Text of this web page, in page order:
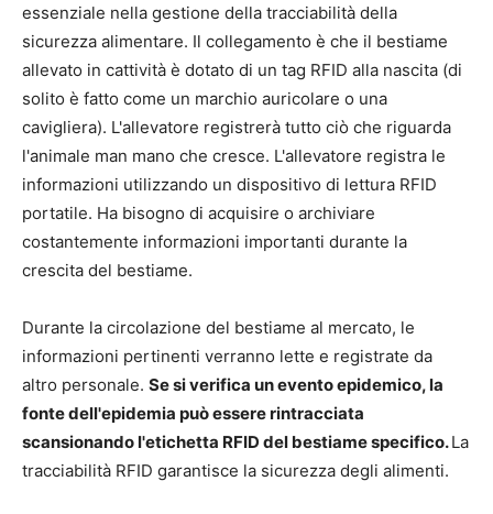
essenziale nella gestione della tracciabilità della
sicurezza alimentare. Il collegamento è che il bestiame
allevato in cattività è dotato di un tag RFID alla nascita (di
solito è fatto come un marchio auricolare o una
cavigliera). L'allevatore registrerà tutto ciò che riguarda
l'animale man mano che cresce. L'allevatore registra le
informazioni utilizzando un dispositivo di lettura RFID
portatile. Ha bisogno di acquisire o archiviare
costantemente informazioni importanti durante la
crescita del bestiame.
Durante la circolazione del bestiame al mercato, le
informazioni pertinenti verranno lette e registrate da
altro personale. Se si verifica un evento epidemico, la
fonte dell'epidemia può essere rintracciata
scansionando l'etichetta RFID del bestiame specifico.La
tracciabilità RFID garantisce la sicurezza degli alimenti.